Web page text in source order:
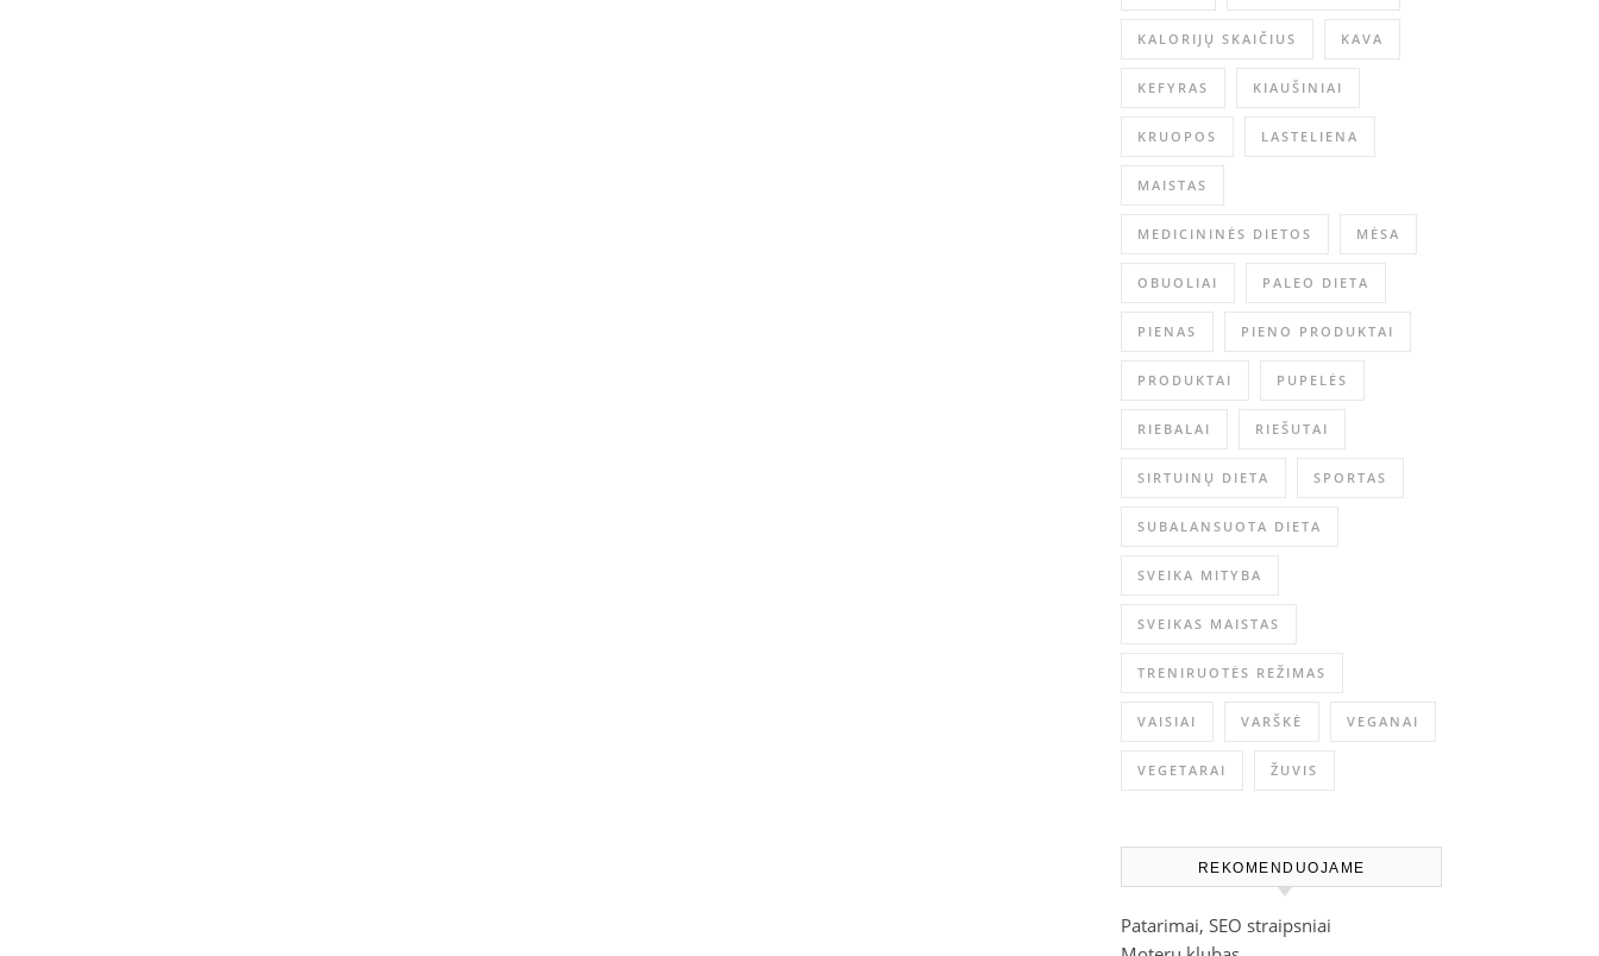
KALORIJŲ SKAIČIUS KAVA
KEFYRAS KIAUŠINIAI
KRUOPOS LASTELIENA
MAISTAS
MEDICININĖS DIETOS MĖSA
OBUOLIAI PALEO DIETA
PIENAS PIENO PRODUKTAI
PRODUKTAI PUPELĖS
RIEBALAI RIEŠUTAI
SIRTUINŲ DIETA SPORTAS
SUBALANSUOTA DIETA
SVEIKA MITYBA
SVEIKAS MAISTAS
TRENIRUOTĖS REŽIMAS
VAISIAI VARŠKĖ VEGANAI
VEGETARAI ŽUVIS
REKOMENDUOJAME
Patarimai, SEO straipsniai